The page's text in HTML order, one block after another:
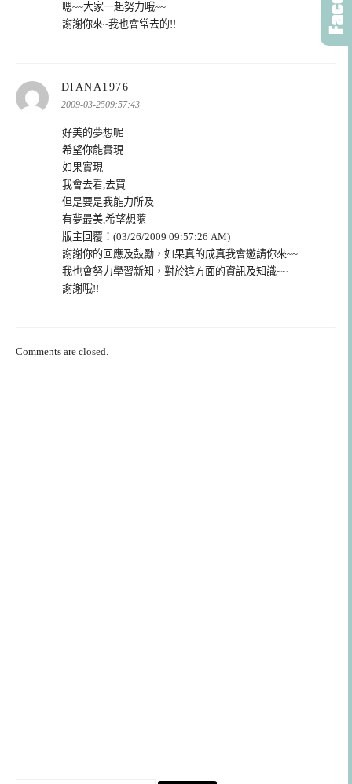
嗯~~大家一起努力哦~~
謝謝你來~我也會常去的!!
DIANA1976
示:
2009-03-2509:57:43
好美的夢想呢
希望你能實現
如果實現
我會去看,去買
但是要是我能力所及
有夢最美,希望想隨
版主回覆：(03/26/2009 09:57:26 AM)
謝謝你的回應及鼓勵，如果真的成真我會邀請你來~~
我也會努力學習新知，對於這方面的資訊及知識~~
謝謝哦!!
Comments are closed.